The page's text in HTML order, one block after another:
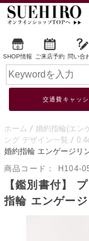
SHOP情報 ご来店予約 問い合
交通費キャッ
ホーム 婚約指輪(エン
ング デザイン一覧
婚約指輪 エンゲージリ
商品コード：
H104-
【鑑別書付】
指輪 エンゲー